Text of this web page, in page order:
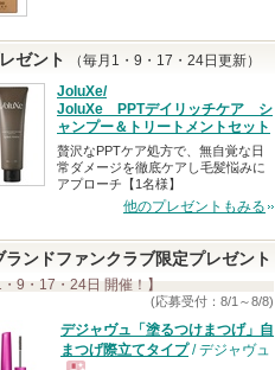
ゼント
（毎月1・9・17・24日更新）
JoluXe/
JoluXe PPTデイリッチケア シ
ャンプー＆トリートメントセット
贅沢なPPTケア処方で、無自覚な日
常ダメージを徹底ケアし毛髪悩みに
アプローチ【1名様】
他のプレゼントもみる
ランドファンクラブ限定プレゼント
・9・17・24日 開催！】
(応募受付：8/1～8/8)
デジャヴュ「塗るつけまつげ」自
まつげ際立てタイプ/ デジャヴュ